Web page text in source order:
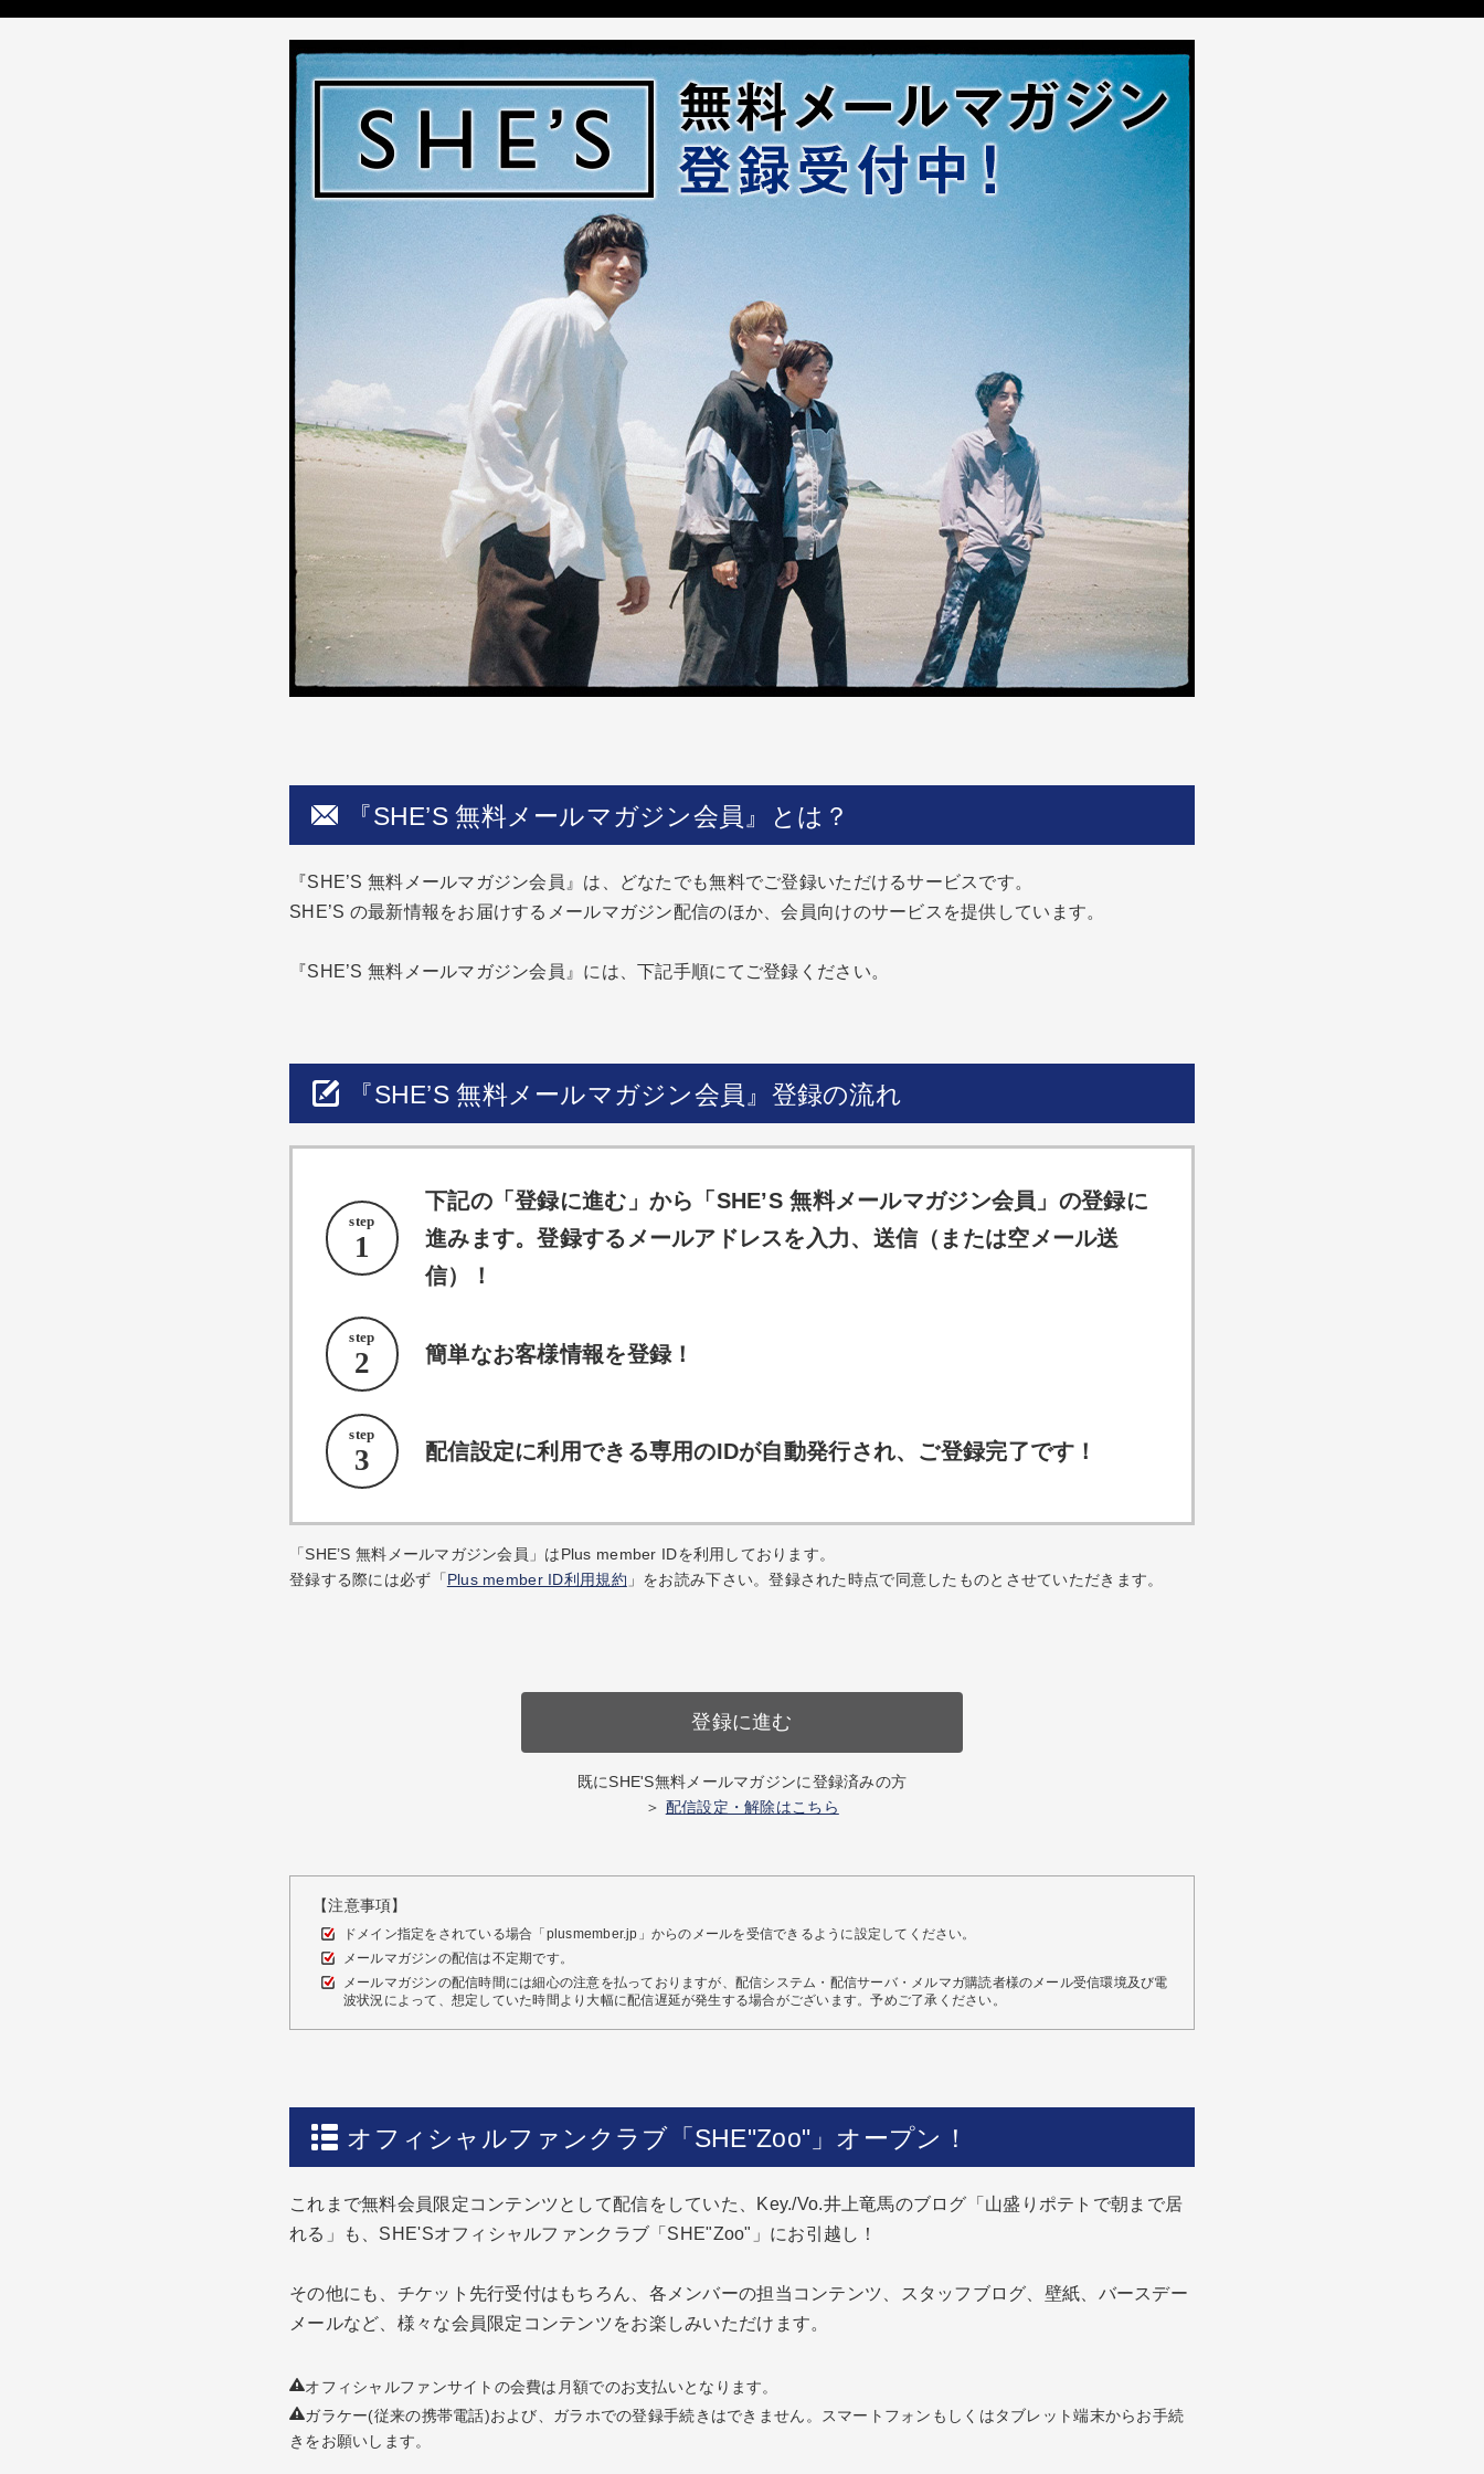
『SHE’S 無料メールマガジン会員』とは？
『SHE’S 無料メールマガジン会員』は、どなたでも無料でご登録いただけるサービスです。
SHE’S の最新情報をお届けするメールマガジン配信のほか、会員向けのサービスを提供しています。
『SHE’S 無料メールマガジン会員』 には、下記手順にて ご登録ください。
『SHE’S 無料メールマガジン会員』登録の流れ
step
1
下記の「登録に進む」から「SHE’S 無料メールマガジン会員」の登録に
進みます。登録するメールアドレスを入力、送信（または空メール送
信）！
step
2 簡単なお客様情報を登録！
step
3 配信設定に利用できる専用のIDが自動発行され、ご登録完了です！
「SHE’S 無料メールマガジン会員」はPlus member IDを利用しております。
登録する際には必ず「Plus member ID利用規約 」をお読み下さい。登録された時点で同意したものとさせていただきます。
登録に進む
既にSHE'S無料メールマガジンに登録済みの方
＞ 配信設定・解除はこちら
【注意事項】
ドメイン指定をされている場合「plusmember.jp」 からのメールを受信できるように設定してください。
メールマガジンの配信は不定期です。
メールマガジンの配信時間には細心の注意を払っておりますが、配信システム・配信サーバ・メルマガ購読者様のメール受信環境及び電
波状況によって、想定していた時間より大幅に配信遅延が発生する場合がございます。予めご了承ください。
オフィシャルファンクラブ「SHE"Zoo"」オープン！
これまで無料会員限定コンテンツとして配信をしていた、Key./Vo.井上竜馬のブログ「山盛りポテトで朝まで居
れる」も、SHE'Sオフィシャルファンクラブ「SHE"Zoo"」にお引越し！
その他にも、チケット先行受付はもちろん、各メンバーの担当コンテンツ、スタッフブログ、壁紙、バースデー
メールなど、様々な会員限定コンテンツをお楽しみいただけます。
オフィシャルファンサイトの会費は月額でのお支払いとなります。
ガラケー(従来の携帯電話)および、ガラホでの登録手続きはできません。スマートフォンもしくはタブレット端末からお手続
きをお願いします。